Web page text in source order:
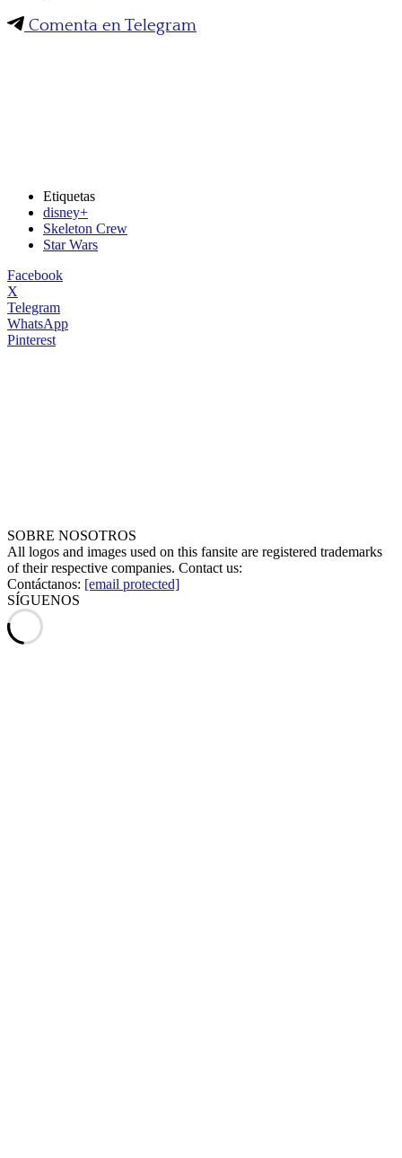
Comenta en Telegram
Etiquetas
disney+
Skeleton Crew
Star Wars
Facebook
X
Telegram
WhatsApp
Pinterest
SOBRE NOSOTROS
All logos and images used on this fansite are registered trademarks
of their respective companies. Contact us:
Contáctanos: [email protected]
SÍGUENOS